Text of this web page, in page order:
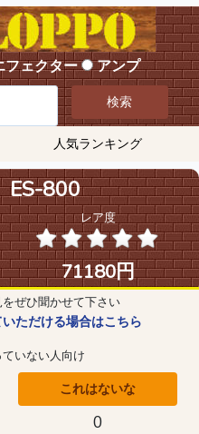
フェクター アンプ
検索
人気ランキング
800
レア度
71180円
ぜひ聞かせて下さい
ただける場合はこちら
いない人向け
これはないな
0